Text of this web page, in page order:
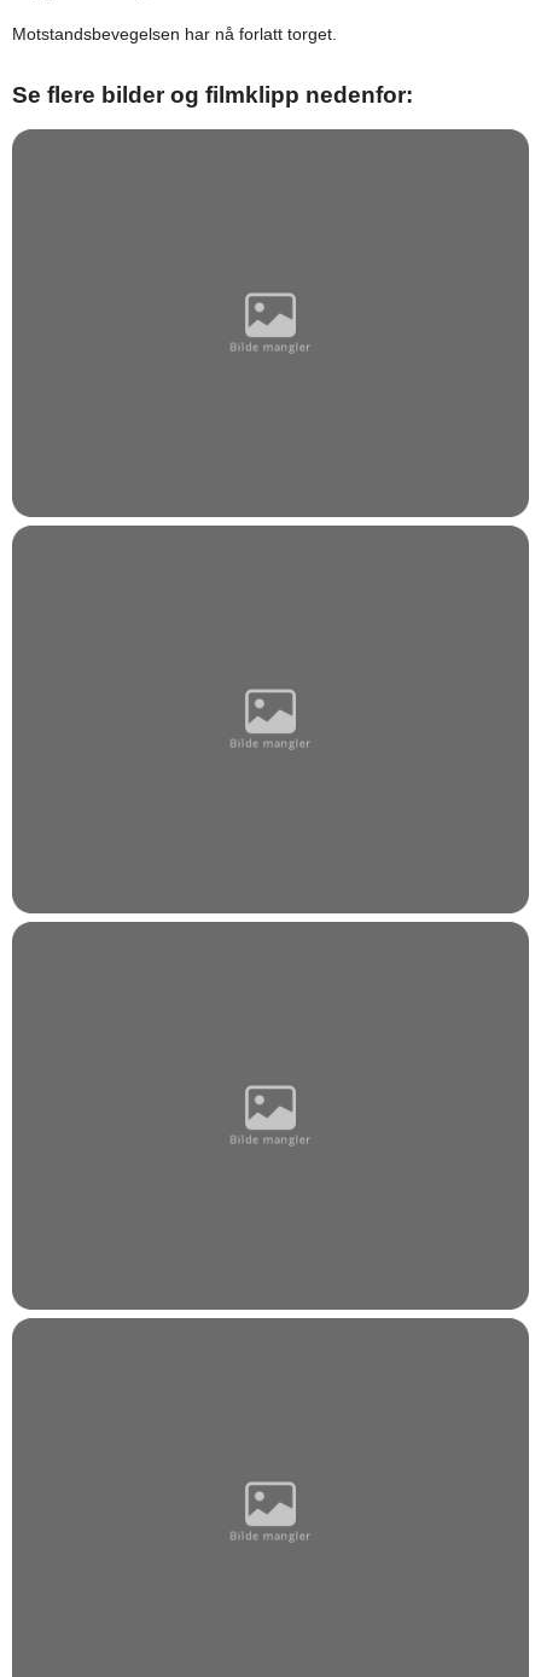
Motstandsbevegelsen har nå forlatt torget.
Se flere bilder og filmklipp nedenfor: